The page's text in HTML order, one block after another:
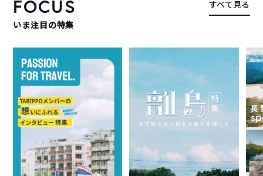
FOCUS
いま注目の特集
すべて見る